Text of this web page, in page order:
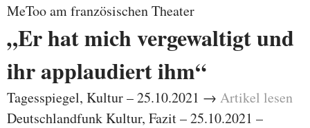
MeToo am französischen Theater
„Er hat mich vergewaltigt und
ihr applaudiert ihm“
Tagesspiegel, Kultur – 25.10.2021 → Artikel lesen
Deutschlandfunk Kultur, Fazit – 25.10.2021 –